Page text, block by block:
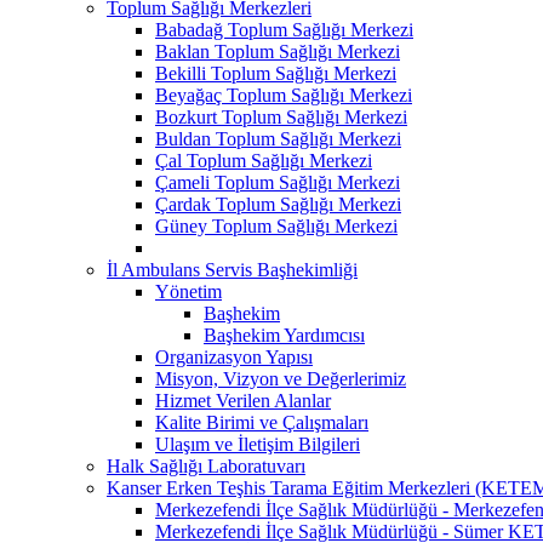
Toplum Sağlığı Merkezleri
Babadağ Toplum Sağlığı Merkezi
Baklan Toplum Sağlığı Merkezi
Bekilli Toplum Sağlığı Merkezi
Beyağaç Toplum Sağlığı Merkezi
Bozkurt Toplum Sağlığı Merkezi
Buldan Toplum Sağlığı Merkezi
Çal Toplum Sağlığı Merkezi
Çameli Toplum Sağlığı Merkezi
Çardak Toplum Sağlığı Merkezi
Güney Toplum Sağlığı Merkezi
İl Ambulans Servis Başhekimliği
Yönetim
Başhekim
Başhekim Yardımcısı
Organizasyon Yapısı
Misyon, Vizyon ve Değerlerimiz
Hizmet Verilen Alanlar
Kalite Birimi ve Çalışmaları
Ulaşım ve İletişim Bilgileri
Halk Sağlığı Laboratuvarı
Kanser Erken Teşhis Tarama Eğitim Merkezleri
Merkezefendi İlçe Sağlık Müdürlüğü -
Merkezefendi İlçe Sağlık Müdürlüğü - Sümer